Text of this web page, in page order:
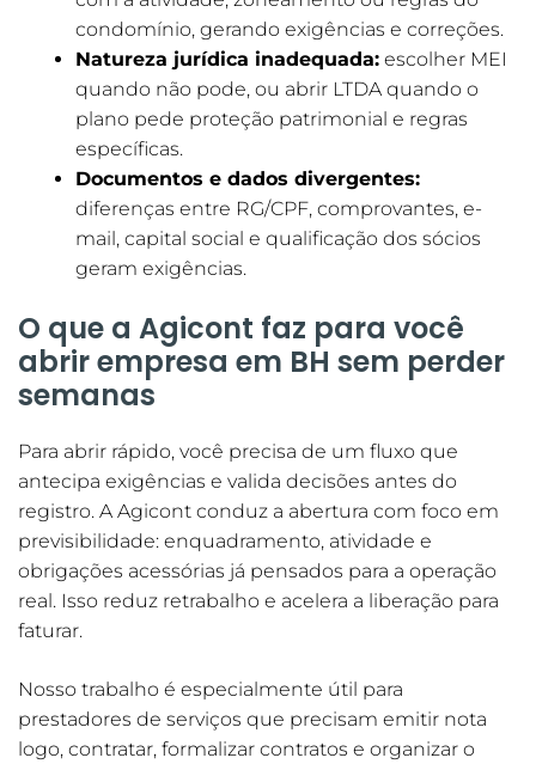
condomínio, gerando exigências e correções.
Natureza jurídica inadequada: escolher MEI
quando não pode, ou abrir LTDA quando o
plano pede proteção patrimonial e regras
específicas.
Documentos e dados divergentes:
diferenças entre RG/CPF, comprovantes, e-
mail, capital social e qualificação dos sócios
geram exigências.
O que a Agicont faz para você
abrir empresa em BH sem perder
semanas
Para abrir rápido, você precisa de um fluxo que
antecipa exigências e valida decisões antes do
registro. A Agicont conduz a abertura com foco em
previsibilidade: enquadramento, atividade e
obrigações acessórias já pensados para a operação
real. Isso reduz retrabalho e acelera a liberação para
faturar.
Nosso trabalho é especialmente útil para
prestadores de serviços que precisam emitir nota
logo, contratar, formalizar contratos e organizar o